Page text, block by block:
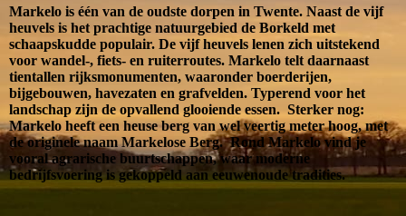
Markelo is één van de oudste dorpen in Twente. Naast de vijf
heuvels is het prachtige natuurgebied de Borkeld met
schaapskudde populair. De vijf heuvels lenen zich uitstekend
voor wandel-, fiets- en ruiterroutes. Markelo telt daarnaast
tientallen rijksmonumenten, waaronder boerderijen,
bijgebouwen, havezaten en grafvelden. Typerend voor het
landschap zijn de opvallend glooiende essen. Sterker nog:
Markelo heeft een heuse berg van wel veertig meter hoog, met
de originele naam Markelose Berg. Rond Markelo vind je
vooral agrarische buurtschappen, waar moderne
bedrijfsvoering is gekoppeld aan eeuwenoude tradities.